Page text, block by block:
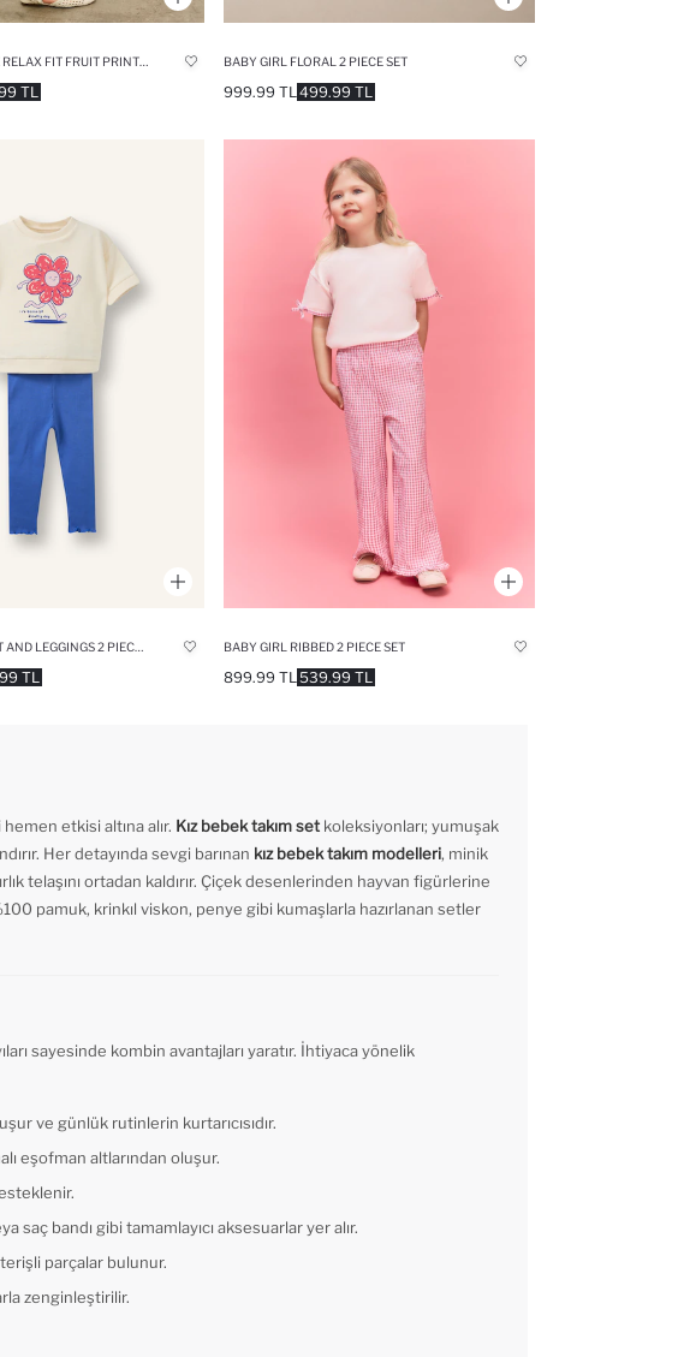
TL
BABY GIRL FLORAL 2 PIECE SET
499.99 TL
999.99 TL
TL
BABY GIRL RIBBED 2 PIECE SET
539.99 TL
899.99 TL
etkisi altına alır. Kız bebek takım set koleksiyonları; yumuşak
Her detayında sevgi barınan kız bebek takım modelleri, minik
telaşını ortadan kaldırır. Çiçek desenlerinden hayvan figürlerine
pamuk, krinkıl viskon, penye gibi kumaşlarla hazırlanan setler
sayesinde kombin avantajları yaratır. İhtiyaca yönelik
ve günlük rutinlerin kurtarıcısıdır.
eşofman altlarından oluşur.
saç bandı gibi tamamlayıcı aksesuarlar yer alır.
parçalar bulunur.
zenginleştirilir.